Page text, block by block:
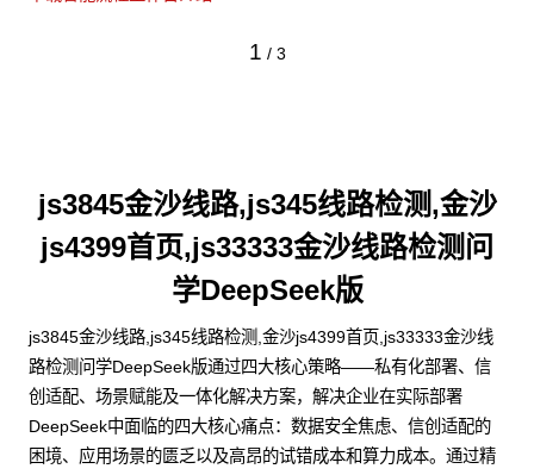
1 / 3
js3845金沙线路,js345线路检测,金沙
js4399首页,js33333金沙线路检测问
学DeepSeek版
js3845金沙线路,js345线路检测,金沙js4399首页,js33333金沙线
路检测问学DeepSeek版通过四大核心策略——私有化部署、信
创适配、场景赋能及一体化解决方案，解决企业在实际部署
DeepSeek中面临的四大核心痛点：数据安全焦虑、信创适配的
困境、应用场景的匮乏以及高昂的试错成本和算力成本。通过精